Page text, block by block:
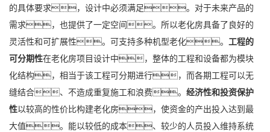
的具体要求，设计中必须满足。对于未来产品的
需求，也提供了一定空间。所以老化房具备了良好的
灵活性和可扩展性。可支持多种机型老化。 工程的
可分期性在老化房项目设计中，整体的工程和设备都为模块
化结构，相当于该工程可分期进行，而各期工程可以无
缝结合、不造成重复施工和浪费。 经济性和投资保护
性以较高的性价比构建老化房，使资金的产出投入达到最
大值。能以较低的成本、较少的人员投入维持系统